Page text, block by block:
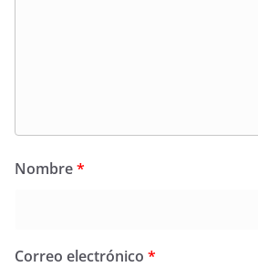
Nombre*
Correo electrónico *